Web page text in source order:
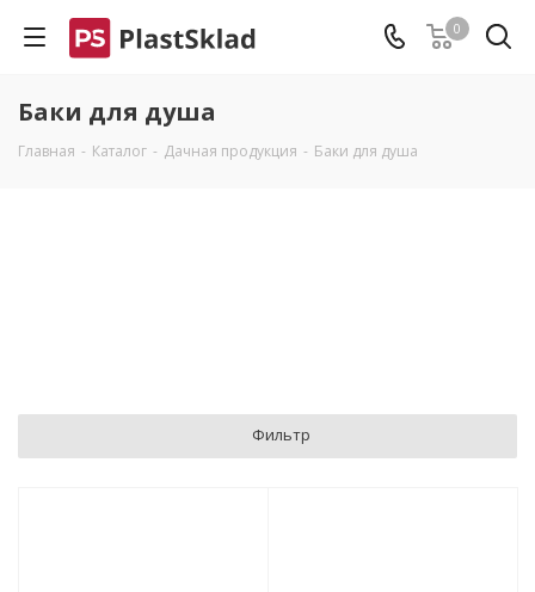
0
Баки для душа
Главная - Каталог - Дачная продукция - Баки для душа
Фильтр